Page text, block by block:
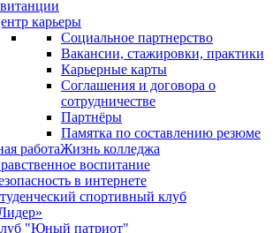
карьеры
Социальное партнерство
Вакансии, стажировки, практики
Карьерные карты
Соглашения и договора о
сотрудничестве
Партнёры
Памятка по составлению резюме
работаЖизнь колледжа
воспитание
в интернете
спортивный клуб
"Юный патриот"